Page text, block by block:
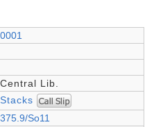
0001
Central Lib.
Stacks
375.9/So11